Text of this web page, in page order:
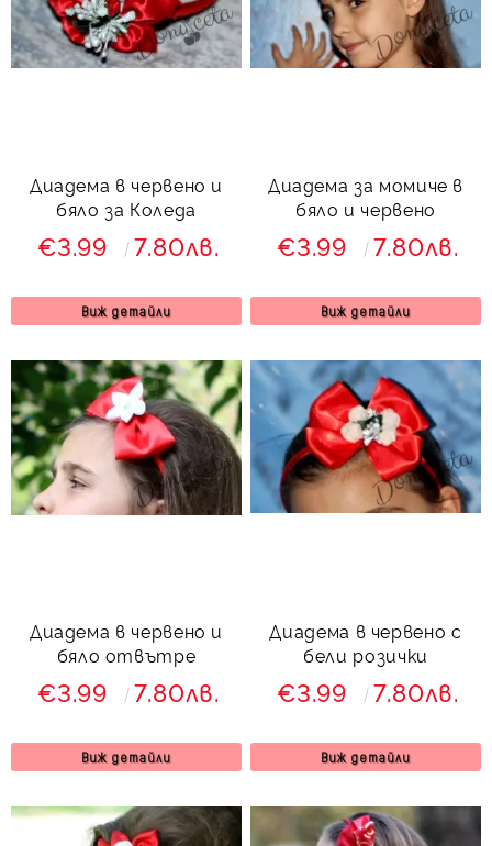
Диадема в червено и
бяло за Коледа
€3.99 7.80лв.
Виж детайли
Диадема за момиче в
бяло и червено
€3.99 7.80лв.
Виж детайли
Диадема в червено и
бяло отвътре
€3.99 7.80лв.
Виж детайли
Диадема в червено с
бели розички
€3.99 7.80лв.
Виж детайли